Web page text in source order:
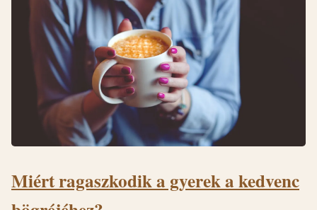
Miért ragaszkodik a gyerek a kedvenc